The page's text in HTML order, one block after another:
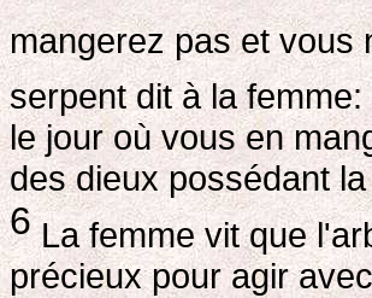
mangerez pas et
serpent dit à la
le jour où vous en
des dieux possédant
6La femme vit que
précieux pour agir